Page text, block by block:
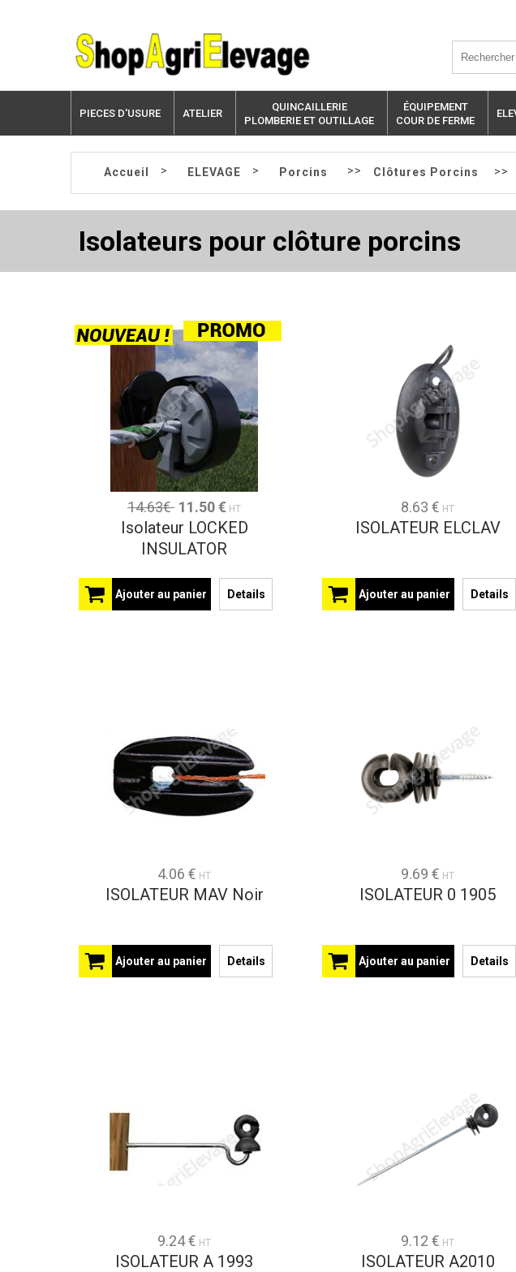
PIECES D'USURE ATELIER
QUINCAILLERIE
PLOMBERIE ET OUTILLAGE
ÉQUIPEMENT
COUR DE FERME
Accueil > ELEVAGE > Porcins >> Clôtures Porcins >>
Isolateurs pour clôture porcins
14.63€ 11.50 € HT
Isolateur LOCKED
INSULATOR
Ajouter au panier Details
8.63 € HT
ISOLATEUR ELCLAV
Ajouter au panier Details
4.06 € HT
ISOLATEUR MAV Noir
Ajouter au panier Details
9.69 € HT
ISOLATEUR 0 1905
Ajouter au panier Details
9.24 € HT
ISOLATEUR A 1993
9.12 € HT
ISOLATEUR A2010